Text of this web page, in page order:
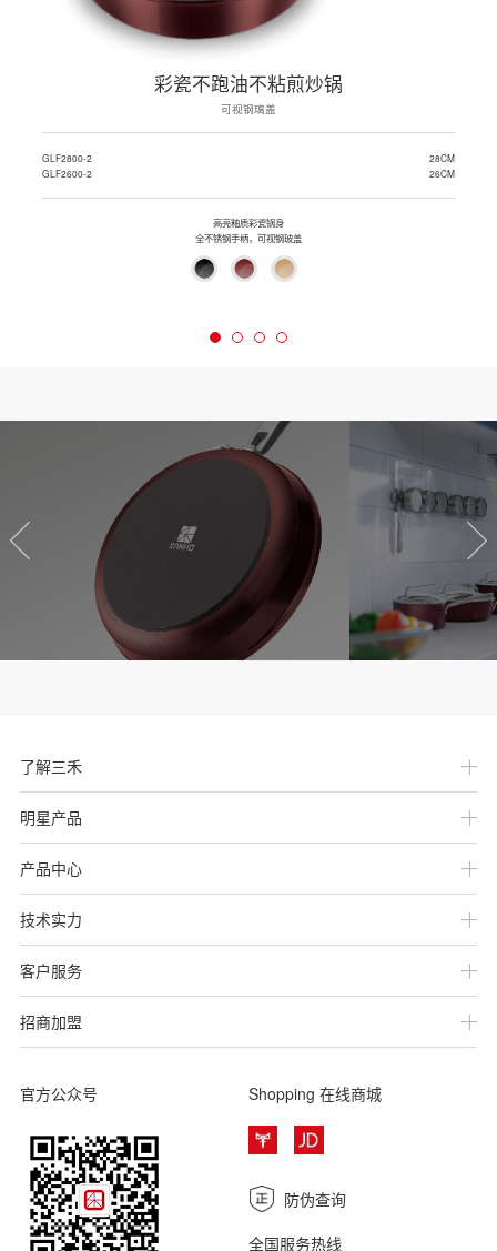
彩瓷不跑油不粘煎炒锅
可视钢璃盖
GLF2800-2
28CM
GLF2600-2
26CM
高亮釉质彩瓷锅身
全不锈钢手柄，可视钢玻盖
了解三禾
明星产品
产品中心
技术实力
客户服务
招商加盟
官方公众号 Shopping 在线商城
防伪查询
全国服务热线